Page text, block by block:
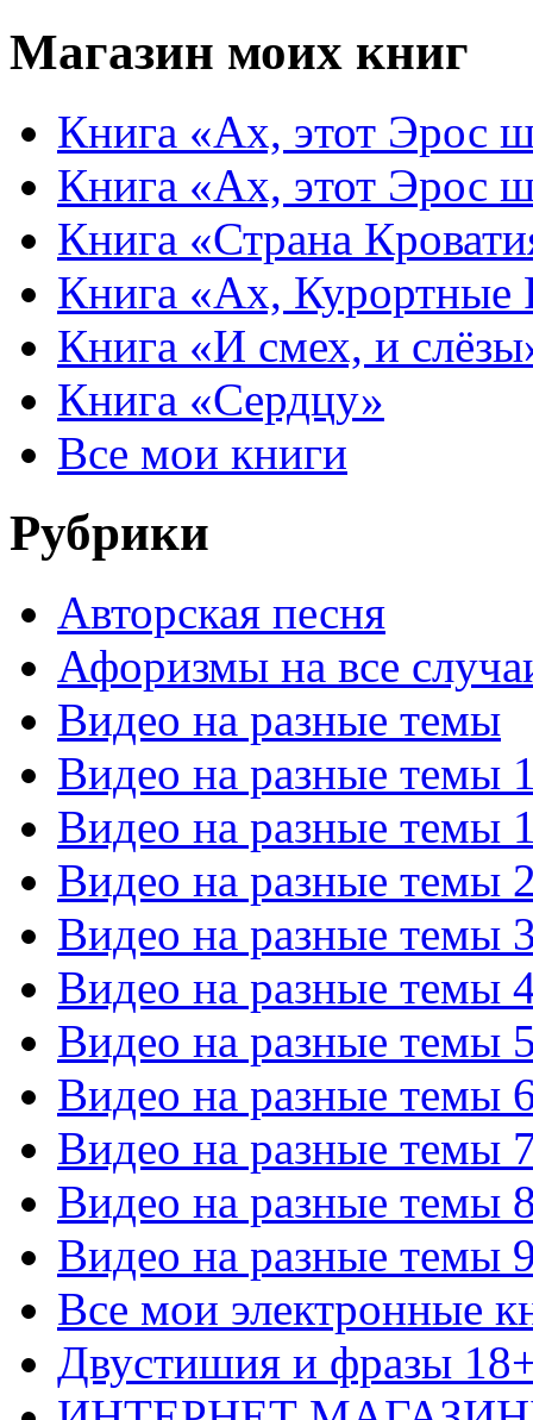
Магазин моих книг
Книга «Ах, этот Эрос
Книга «Ах, этот Эрос
Книга «Страна
Книга «Ах,
Книга «И смех, и
Книга «Сердцу»
Все мои книги
Рубрики
Авторская песня
Афоризмы на все
Видео на разные темы
Видео на разные темы
Видео на разные темы
Видео на разные темы
Видео на разные темы
Видео на разные темы
Видео на разные темы
Видео на разные темы
Видео на разные темы
Видео на разные темы
Видео на разные темы
Все мои электронные
Двустишия и фразы